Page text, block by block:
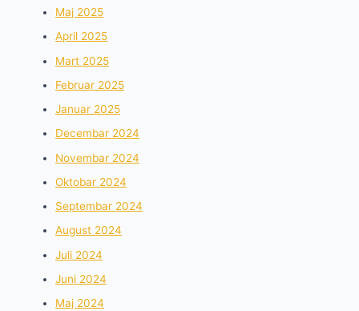
Maj 2025
April 2025
Mart 2025
Februar 2025
Januar 2025
Decembar 2024
Novembar 2024
Oktobar 2024
Septembar 2024
August 2024
Juli 2024
Juni 2024
Maj 2024